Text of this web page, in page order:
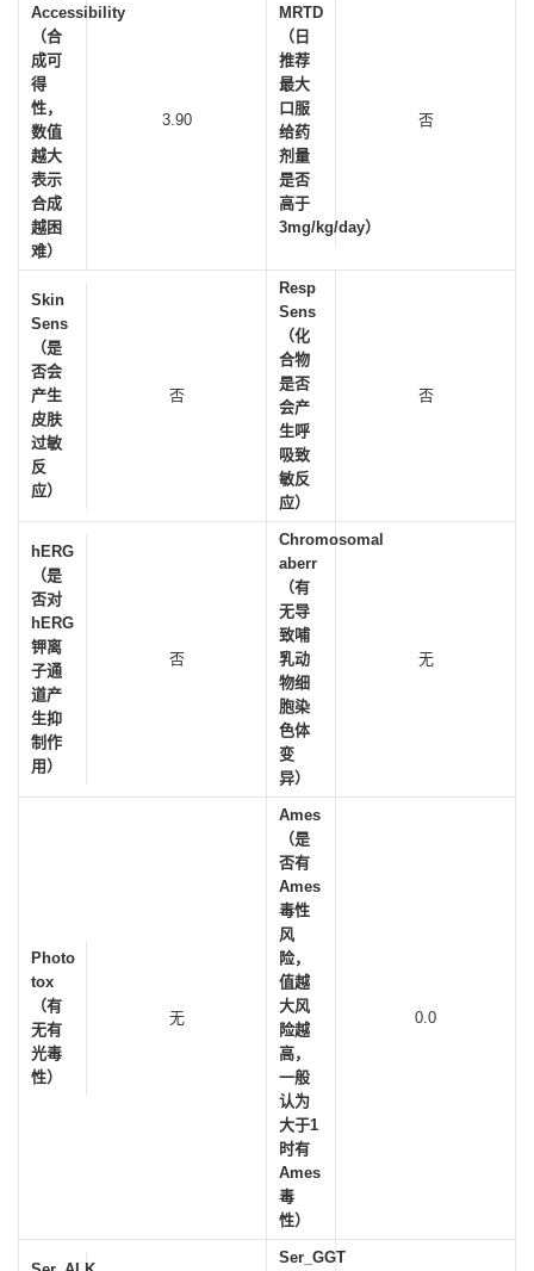
Accessibility
（合
成可
得
性，
数值
越大
表示
合成
越困
难）
3.90
MRTD
（日
推荐
最大
口服
给药
剂量
是否
高于
3mg/kg/day）
否
Skin
Sens
（是
否会
产生
皮肤
过敏
反
应）
否
Resp
Sens
（化
合物
是否
会产
生呼
吸致
敏反
应）
否
hERG
（是
否对
hERG
钾离
子通
道产
生抑
制作
用）
否
Chromosomal
aberr
（有
无导
致哺
乳动
物细
胞染
色体
变
异）
无
Photo
tox
（有
无有
光毒
性）
无
Ames
（是
否有
Ames
毒性
风
险，
值越
大风
险越
高，
一般
认为
大于1
时有
Ames
毒
性）
0.0
Ser_GGT